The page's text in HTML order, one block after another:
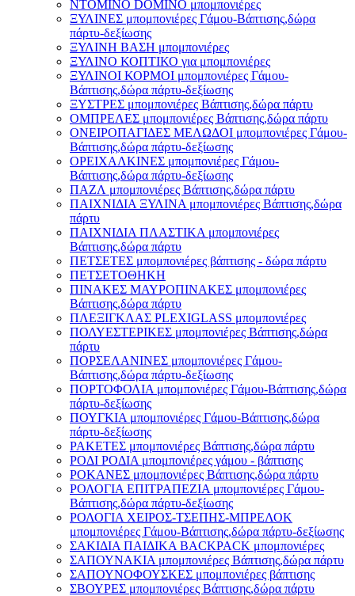
ΝΤΟΜΙΝΟ DOMINO μπομπονιέρες
ΞΥΛΙΝΕΣ μπομπονιέρες Γάμου-Βάπτισης,δώρα
πάρτυ-δεξίωσης
ΞΥΛΙΝΗ ΒΑΣΗ μπομπονιέρες
ΞΥΛΙΝΟ ΚΟΠΤΙΚΟ για μπομπονιέρες
ΞΥΛΙΝΟΙ ΚΟΡΜΟΙ μπομπονιέρες Γάμου-
Βάπτισης,δώρα πάρτυ-δεξίωσης
ΞΥΣΤΡΕΣ μπομπονιέρες Βάπτισης,δώρα πάρτυ
ΟΜΠΡΕΛΕΣ μπομπονιέρες Βάπτισης,δώρα πάρτυ
ΟΝΕΙΡΟΠΑΓΙΔΕΣ ΜΕΛΩΔΟΙ μπομπονιέρες Γάμου-
Βάπτισης,δώρα πάρτυ-δεξίωσης
ΟΡΕΙΧΑΛΚΙΝΕΣ μπομπονιέρες Γάμου-
Βάπτισης,δώρα πάρτυ-δεξίωσης
ΠΑΖΛ μπομπονιέρες Βάπτισης,δώρα πάρτυ
ΠΑΙΧΝΙΔΙΑ ΞΥΛΙΝΑ μπομπονιέρες Βάπτισης,δώρα
πάρτυ
ΠΑΙΧΝΙΔΙΑ ΠΛΑΣΤΙΚΑ μπομπονιέρες
Βάπτισης,δώρα πάρτυ
ΠΕΤΣΕΤΕΣ μπομπονιέρες βάπτισης - δώρα πάρτυ
ΠΕΤΣΕΤΟΘΗΚΗ
ΠΙΝΑΚΕΣ ΜΑΥΡΟΠΙΝΑΚΕΣ μπομπονιέρες
Βάπτισης,δώρα πάρτυ
ΠΛΕΞΙΓΚΛΑΣ PLEXIGLASS μπομπονιέρες
ΠΟΛΥΕΣΤΕΡΙΚΕΣ μπομπονιέρες Βάπτισης,δώρα
πάρτυ
ΠΟΡΣΕΛΑΝΙΝΕΣ μπομπονιέρες Γάμου-
Βάπτισης,δώρα πάρτυ-δεξίωσης
ΠΟΡΤΟΦΟΛΙΑ μπομπονιέρες Γάμου-Βάπτισης,δώρα
πάρτυ-δεξίωσης
ΠΟΥΓΚΙΑ μπομπονιέρες Γάμου-Βάπτισης,δώρα
πάρτυ-δεξίωσης
ΡΑΚΕΤΕΣ μπομπονιέρες Βάπτισης,δώρα πάρτυ
ΡΟΔΙ ΡΟΔΙΑ μπομπονιέρες γάμου - βάπτισης
ΡΟΚΑΝΕΣ μπομπονιέρες Βάπτισης,δώρα πάρτυ
ΡΟΛΟΓΙΑ ΕΠΙΤΡΑΠΕΖΙΑ μπομπονιέρες Γάμου-
Βάπτισης,δώρα πάρτυ-δεξίωσης
ΡΟΛΟΓΙΑ ΧΕΙΡΟΣ-ΤΣΕΠΗΣ-ΜΠΡΕΛΟΚ
μπομπονιέρες Γάμου-Βάπτισης,δώρα πάρτυ-δεξίωσης
ΣΑΚΙΔΙΑ ΠΑΙΔΙΚΑ BACKPACK μπομπονιέρες
ΣΑΠΟΥΝΑΚΙΑ μπομπονιέρες Βάπτισης,δώρα πάρτυ
ΣΑΠΟΥΝΟΦΟΥΣΚΕΣ μπομπονιέρες βάπτισης
ΣΒΟΥΡΕΣ μπομπονιέρες Βάπτισης,δώρα πάρτυ